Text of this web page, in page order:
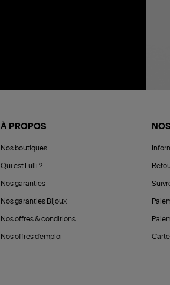
À PROPOS
Nos boutiques
Qui est Lulli ?
Nos garanties
Nos garanties Bijoux
Nos offres & conditions
Nos offres d'emploi